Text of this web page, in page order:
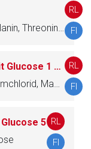
12
30
Isoleucin, Leucin, Methionin, Phenylalanin, Threonin, Tryptophan, Valin, Arginin, Histidin, Acetylcystein, Glycin, Alanin, Glutaminsäure, Asparaginsäure, Prolin, Serin, N-Acetyltyrosin, Taurin, Citronensäure
RL
FI
Elektrolyt-Infusionslösung 148 mit Glucose 1 PÄD
Natriumchlorid, Kaliumchlorid, Calciumchlorid, Magnesiumchlorid, Natriumacetat, Glucose
RL
FI
5 RL
FI